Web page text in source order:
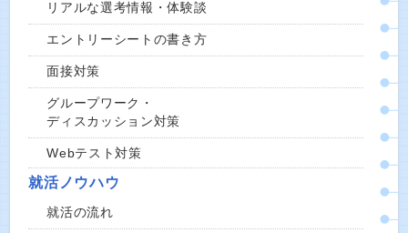
リアルな選考情報・体験談
エントリーシートの書き方
面接対策
グループワーク・
ディスカッション対策
Webテスト対策
就活ノウハウ
就活の流れ